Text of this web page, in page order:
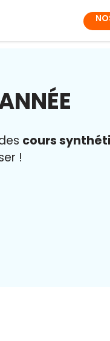
cours
!